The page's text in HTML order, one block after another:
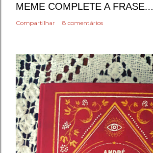
MEME COMPLETE A FRASE...
Compartilhar 8 comentários